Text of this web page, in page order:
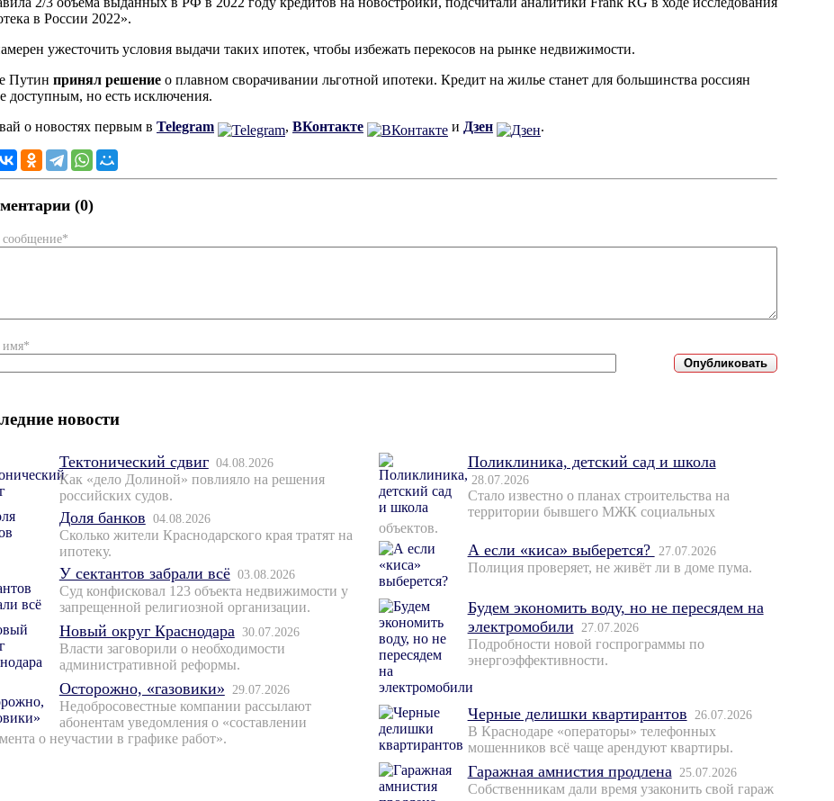
в России 2022».
ужесточить условия выдачи таких ипотек, чтобы избежать перекосов на рынке недвижимости.
Путин принял решение о плавном сворачивании льготной ипотеки. Кредит на жилье станет для большинства россиян
доступным, но есть исключения.
о новостях первым в Telegram , ВКонтакте и Дзен .
(0)
новости
Тектонический сдвиг 04.08.2026
Как «дело Долиной» повлияло на решения
российских судов.
Доля банков 04.08.2026
Сколько жители Краснодарского края тратят на
ипотеку.
У сектантов забрали всё 03.08.2026
Суд конфисковал 123 объекта недвижимости у
запрещенной религиозной организации.
Новый округ Краснодара 30.07.2026
Власти заговорили о необходимости
административной реформы.
Осторожно, «газовики» 29.07.2026
Недобросовестные компании рассылают
абонентам уведомления о «составлении
о неучастии в графике работ».
Поликлиника, детский сад и школа
28.07.2026
Стало известно о планах строительства на
территории бывшего МЖК социальных
объектов.
А если «киса» выберется? 27.07.2026
Полиция проверяет, не живёт ли в доме пума.
Будем экономить воду, но не пересядем на
электромобили
27.07.2026
Подробности новой госпрограммы по
энергоэффективности.
Черные делишки квартирантов 26.07.2026
В Краснодаре «операторы» телефонных
мошенников всё чаще арендуют квартиры.
Гаражная амнистия продлена 25.07.2026
Собственникам дали время узаконить свой гараж